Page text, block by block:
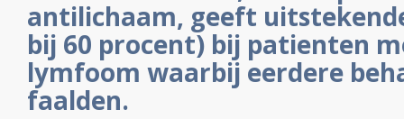
antilichaam, geeft
bij 60 procent) bij patienten
lymfoom waarbij eerdere
faalden.